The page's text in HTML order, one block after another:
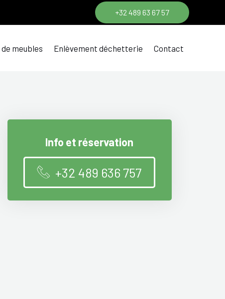
+32 489 63 67 57
meubles Enlèvement déchetterie Contact
Info et réservation
+32 489 636 757